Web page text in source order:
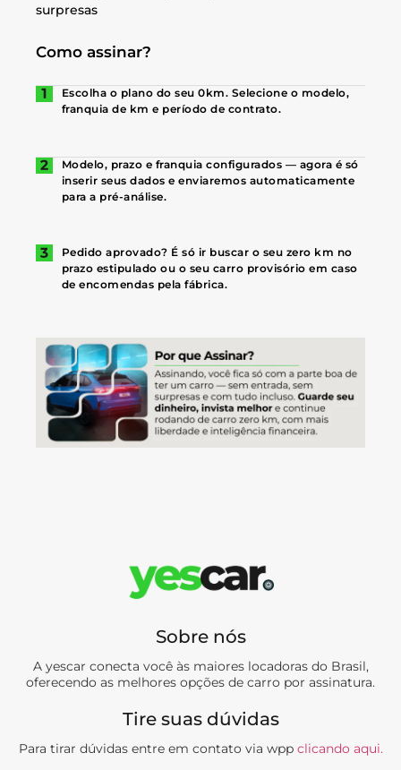
surpresas
Como assinar?
Escolha o plano do seu 0km. Selecione o modelo,
franquia de km e período de contrato.
Modelo, prazo e franquia configurados — agora é só
inserir seus dados e enviaremos automaticamente
para a pré-análise.
Pedido aprovado? É só ir buscar o seu zero km no
prazo estipulado ou o seu carro provisório em caso
de encomendas pela fábrica.
Sobre nós
A yescar conecta você às maiores locadoras do Brasil,
oferecendo as melhores opções de carro por assinatura.
Tire suas dúvidas
Para tirar dúvidas entre em contato via wpp clicando aqui.